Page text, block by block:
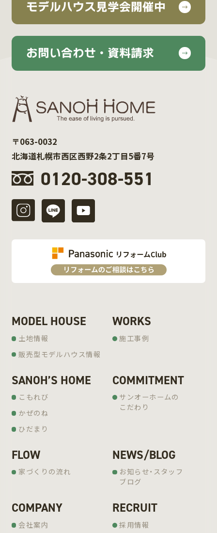
モデルハウス見学会開催中
お問い合わせ・資料請求
〒063-0032
北海道札幌市西区西野2条2丁目5番7号
0120-308-551
MODEL HOUSE
土地情報
販売型モデルハウス情報
WORKS
施工事例
SANOH’S HOME
こもれび
かぜのね
ひだまり
COMMITMENT
サンオーホームの
こだわり
FLOW
家づくりの流れ
NEWS/BLOG
お知らせ・スタッフ
ブログ
COMPANY
会社案内
RECRUIT
採用情報